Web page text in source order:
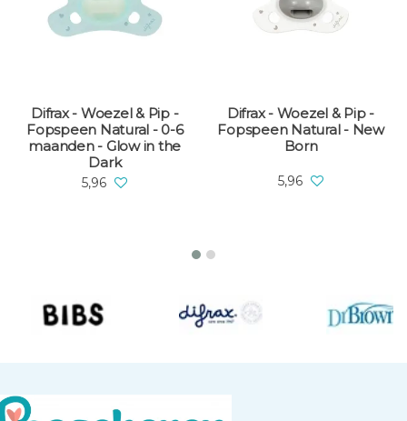
Difrax - Woezel & Pip -
Fopspeen Natural - 0-6
maanden - Glow in the
Dark
5,96
Difrax - Woezel & Pip -
Fopspeen Natural - New
Born
5,96